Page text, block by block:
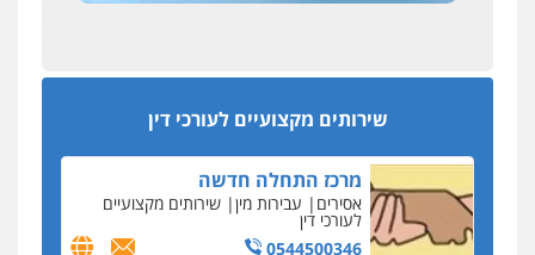
שירותים מקצועיים לעורכי דין
מקצועיים לעורכי דין
מרכז התחלה חדשה
אסירים עבירות מין שירותים מקצועיים
לעורכי דין
0544500346
עסקה חמה
כתב האישום נגד עו"ד עידן דביר: האונס והמחירון
לאקטים מיניים
כתב אישום: יו"ר ש"ס לשעבר בחיפה וסינדיקאט
ההלוואות של משפחת הרינג
הפרקליטות: הרב נתנאל חייק ואביו הרב אריה חייק